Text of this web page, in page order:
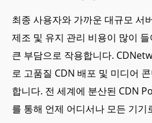
최종 사용자와 가까운 대규모 서
제조 및 유지 관리 비용이 많이
큰 부담으로 작용합니다.
로 고품질 CDN 배포 및 미디어
합니다. 전 세계에 분산된 CDN
를 통해 언제 어디서나 모든 기기